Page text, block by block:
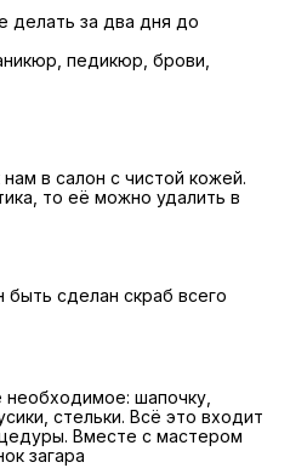
делать за два дня до
педикюр, брови,
в салон с чистой кожей.
то её можно удалить в
сделан скраб всего
шапочку,
стельки. Всё это входит
Вместе с мастером
загара